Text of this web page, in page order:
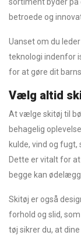
betroede og
Uanset om du
teknologi indenfor
for at gøre dit
Vælg altid
At vælge skitøj til
behagelig
kulde, vind og
Dette er vitalt for
begge kan
Skitøj er også
forhold og slid,
tøj sikrer du, at